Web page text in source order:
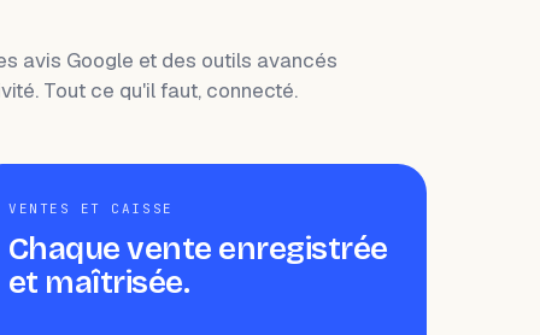
avis Google et des outils avancés
Tout ce qu'il faut, connecté.
VENTES ET CAISSE
Chaque vente enregistrée
et maîtrisée.